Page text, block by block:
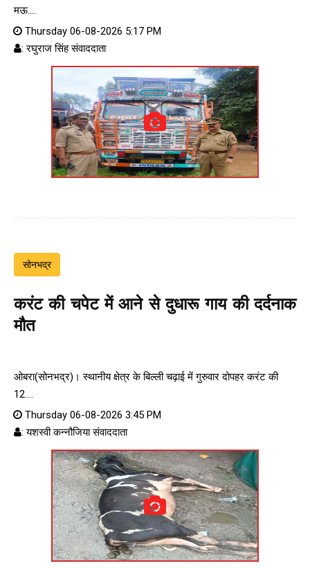
मऊ....
Thursday 06-08-2026 5:17 PM
: रघुराज सिंह संवाददाता
सोनभद्र
करंट की चपेट में आने से दुधारू गाय की दर्दनाक
मौत
ओबरा(सोनभद्र)। स्थानीय क्षेत्र के बिल्ली चढ़ाई में गुरुवार दोपहर करंट की
12....
Thursday 06-08-2026 3:45 PM
: यशस्वी कन्नौजिया संवाददाता